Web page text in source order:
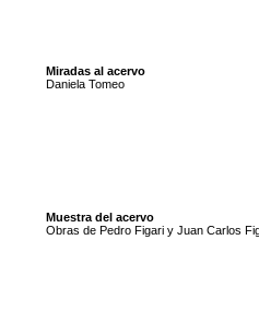
Miradas al acervo
Daniela Tomeo
Muestra del acervo
Obras de Pedro Figari y Juan Carlos